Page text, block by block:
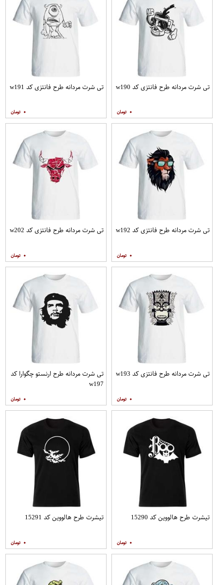
تی شرت مردانه طرح فانتزی کد w190
۰
تی شرت مردانه طرح فانتزی کد w191
۰
تی شرت مردانه طرح فانتزی کد w192
۰
تی شرت مردانه طرح فانتزی کد w202
۰
تی شرت مردانه طرح فانتزی کد w193
۰
تی شرت مردانه طرح ارنستو چگوارا کد
w197
۰
تیشرت طرح هالووین کد 15290
۰
تیشرت طرح هالووین کد 15291
۰